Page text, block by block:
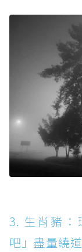
3. 生肖豬：
吧」盡量繞道